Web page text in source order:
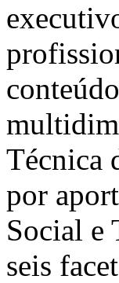
Técnica
por
Social e
seis